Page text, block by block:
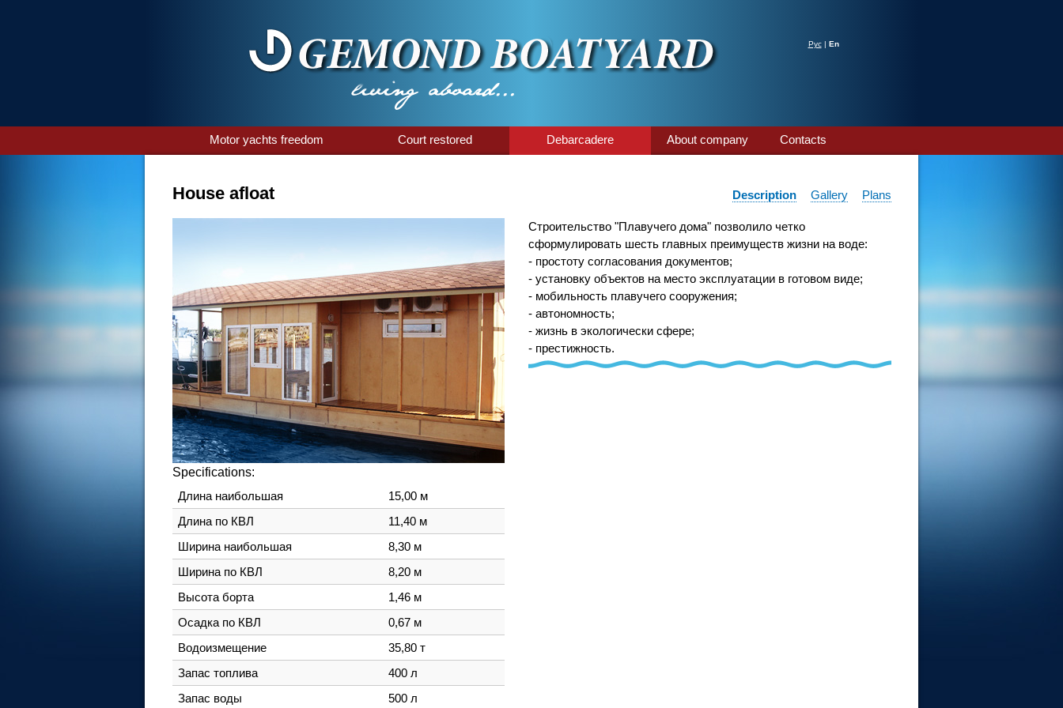
Рус| En
Motor yachts freedom Court restored Debarcadere About company Contacts
House afloat Description Gallery Plans
Строительство "Плавучего дома" позволило четко
сформулировать шесть главных преимуществ жизни на воде:
- простоту согласования документов;
- установку объектов на место эксплуатации в готовом виде;
- мобильность плавучего сооружения;
- автономность;
- жизнь в экологически сфере;
- престижность.
Specifications:
Длина наибольшая
15,00 м
Длина по КВЛ
11,40 м
Ширина наибольшая
8,30 м
Ширина по КВЛ
8,20 м
Высота борта
1,46 м
Осадка по КВЛ
0,67 м
Водоизмещение
35,80 т
Запас топлива
400 л
Запас воды
500 л